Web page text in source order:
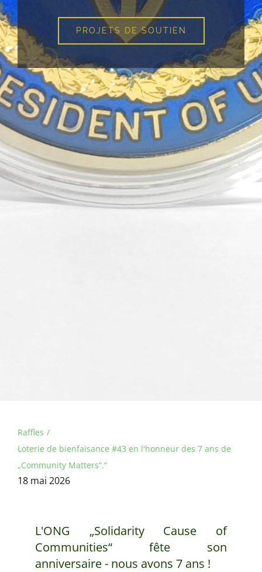
PROJETS DE SOUTIEN
Raffles
Loterie de bienfaisance #43 en l'honneur des 7 ans de
„Community Matters“.“
18 mai 2026
L'ONG „Solidarity Cause of
Communities“ fête son
anniversaire - nous avons 7 ans !